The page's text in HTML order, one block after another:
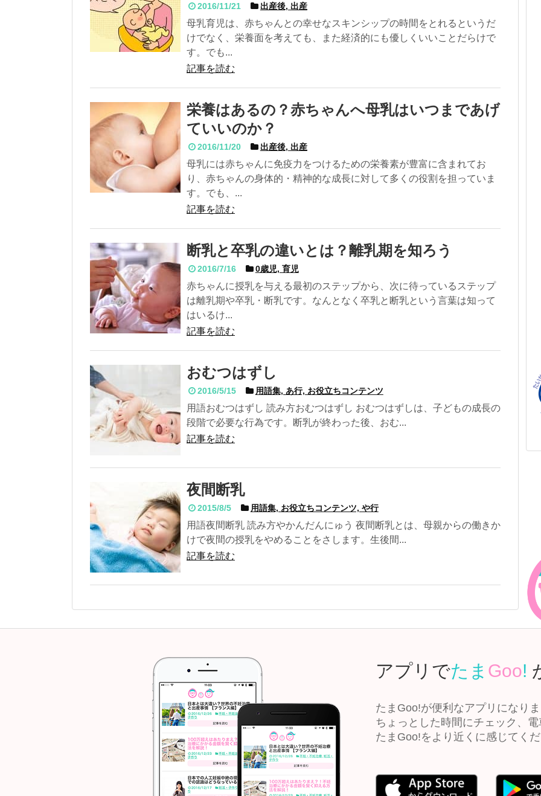
2016/11/21 出産後, 出産
母乳育児は、赤ちゃんとの幸せなスキンシップの時間をとれるというだ
けでなく、栄養面を考えても、また経済的にも優しくいいことだらけで
す。でも...
記事を読む
栄養はあるの？赤ちゃんへ母乳はいつまであげ
ていいのか？
2016/11/20 出産後, 出産
母乳には赤ちゃんに免疫力をつけるための栄養素が豊富に含まれてお
り、赤ちゃんの身体的・精神的な成長に対して多くの役割を担っていま
す。でも、...
記事を読む
断乳と卒乳の違いとは？離乳期を知ろう
2016/7/16 0歳児, 育児
赤ちゃんに授乳を与える最初のステップから、次に待っているステップ
は離乳期や卒乳・断乳です。なんとなく卒乳と断乳という言葉は知って
はいるけ...
記事を読む
おむつはずし
2016/5/15 用語集, あ行, お役立ちコンテンツ
用語おむつはずし 読み方おむつはずし おむつはずしは、子どもの成長の
段階で必要な行為です。断乳が終わった後、おむ...
記事を読む
夜間断乳
2015/8/5 用語集, お役立ちコンテンツ, や行
用語夜間断乳 読み方やかんだんにゅう 夜間断乳とは、母親からの働きか
けで夜間の授乳をやめることをさします。生後間...
記事を読む
アプリでたま Goo!
たまGoo!が便利なアプリになり
ちょっとした時間にチェック、
たまGoo!をより近くに感じてく